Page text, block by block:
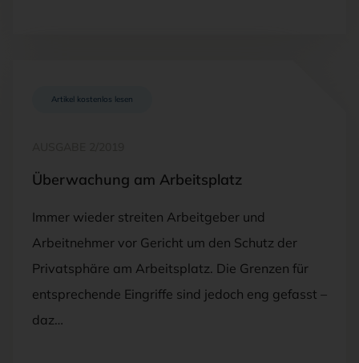
Artikel kostenlos lesen
Überwachung am Arbeitsplatz
Immer wieder streiten Arbeitgeber und
Arbeitnehmer vor Gericht um den Schutz der
Privatsphäre am Arbeitsplatz. Die Grenzen für
entsprechende Eingriffe sind jedoch eng gefasst –
daz…